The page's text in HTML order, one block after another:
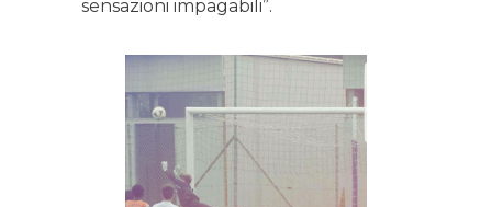
sensazioni impagabili”.